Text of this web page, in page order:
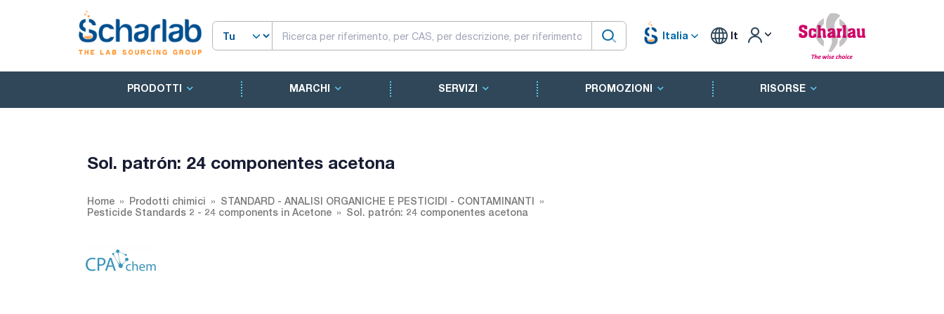
Italia It
PRODOTTI MARCHI SERVIZI PROMOZIONI RISORSE
Sol. patrón: 24 componentes acetona
Home Prodotti chimici
STANDARD - ANALISI ORGANICHE E PESTICIDI - CONTAMINANTI
Pesticide Standards 2 - 24 components in Acetone
Sol. patrón: 24 componentes acetona